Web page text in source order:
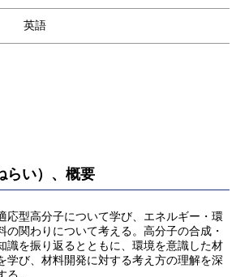
英語
らい）、概要
応型高分子について学び、エネルギー・環
の関わりについて考える。高分子の合成・
識を振り返るとともに、環境を意識した材
学び、材料開発に対する考え方の理解を深